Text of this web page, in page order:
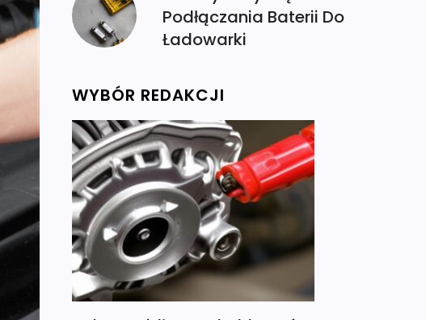
Podłączania Baterii Do
Ładowarki
WYBÓR REDAKCJI